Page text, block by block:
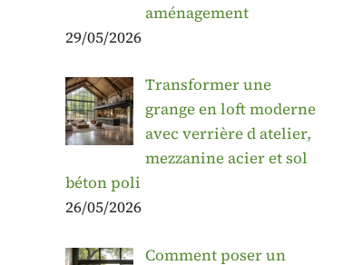
aménagement
29/05/2026
Transformer une
grange en loft moderne
avec verrière d atelier,
mezzanine acier et sol
béton poli
26/05/2026
Comment poser un